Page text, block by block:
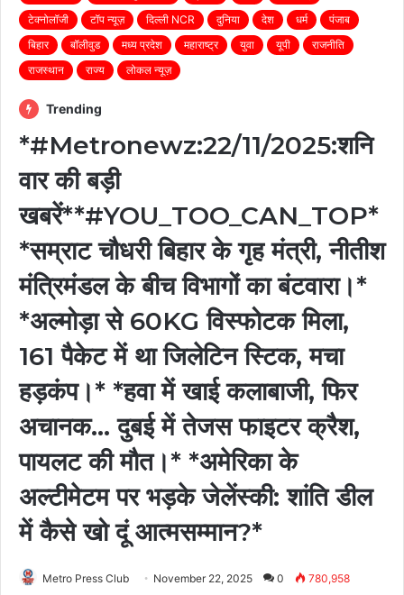
टेक्नोलॉजी
टॉप न्यूज़ दिल्ली NCR दुनिया देश धर्म
पंजाब
बिहार
बॉलीवुड मध्य प्रदेश महाराष्ट्र युवा यूपी
राजनीति
राजस्थान
राज्य लोकल न्यूज़
Trending
*#Metronewz:22/11/2025:शनि
वार की बड़ी
खबरें**#YOU_TOO_CAN_TOP*
*सम्राट चौधरी बिहार के गृह मंत्री, नीतीश
मंत्रिमंडल के बीच विभागों का बंटवारा।*
*अल्मोड़ा से 60KG विस्फोटक मिला,
161 पैकेट में था जिलेटिन स्टिक, मचा
हड़कंप।* *हवा में खाई कलाबाजी, फिर
अचानक... दुबई में तेजस फाइटर क्रैश,
पायलट की मौत।* *अमेरिका के
अल्टीमेटम पर भड़के जेलेंस्की: शांति डील
में कैसे खो दूं आत्मसम्मान?*
Metro Press Club November 22, 2025 0 780,958